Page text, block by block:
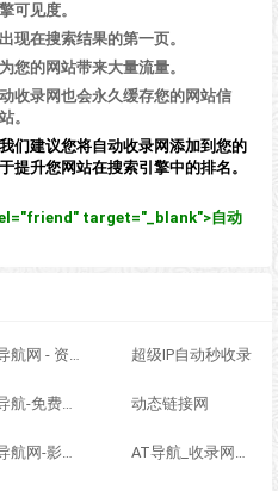
可见度。
现在搜索结果的第一页。
您的网站带来大量流量。
收录网也会永久缓存您的网站信
。
们建议您将自动收录网添加到您的
提升您网站在搜索引擎中的排名。
target="_blank">自动
大资源网，全网优质教程技术网，搜集资源就从这里开始 超级IP自动秒收录
类导航，提交收录，秒收录 动态链接网
-电影搜索-影视搜索-电影站收录 AT导航_收录网_免费收录网站_自动收录网_秒收录